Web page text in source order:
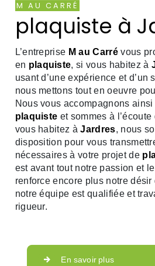
M AU CARRÉ
plaquiste à
L’entreprise M au Carrévous
en plaquiste, si vous habitez à
usant d’une expérience et d’un
nous mettons tout en oeuvre
Nous vous accompagnons
plaquiste et sommes à
vous habitez àJardres, nous
disposition pour vous
nécessaires à votre projet de
est avant tout notre passion et
renforce encore plus notre désir
notre équipe est qualifiée et
rigueur.
En savoir plus